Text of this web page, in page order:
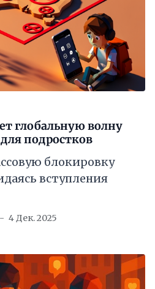
глобальную волну
подростков
блокировку
вступления
4 Дек. 2025